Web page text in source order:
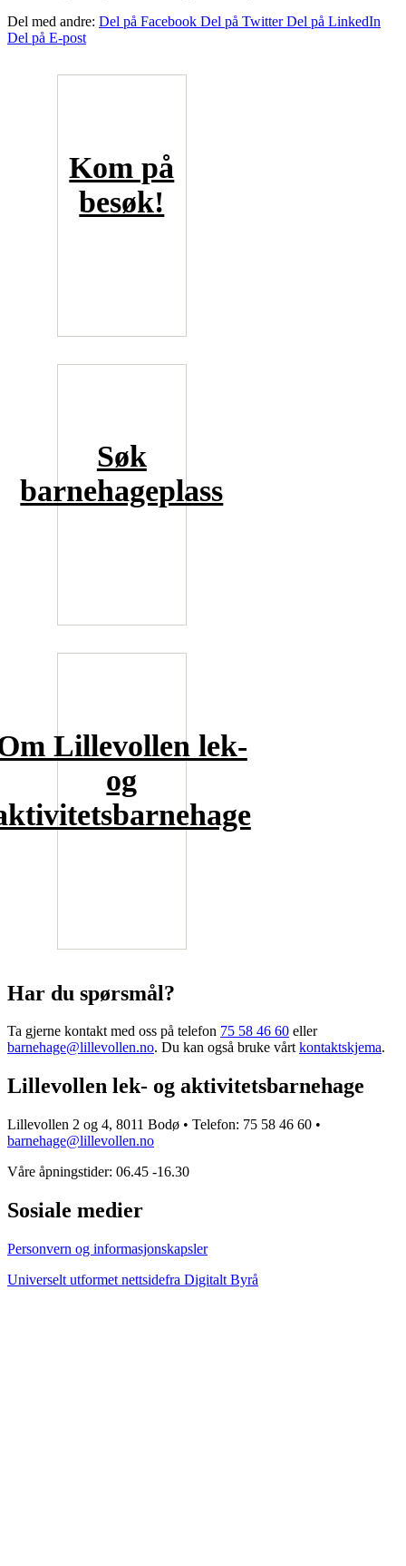
Del med andre: Del på Facebook Del på Twitter Del på LinkedIn
Del på E-post
Kom på
besøk!
Søk
barnehageplass
Lillevollen lek-
og
Har du spørsmål?
Ta gjerne kontakt med oss på telefon 75 58 46 60 eller
barnehage@lillevollen.no. Du kan også bruke vårtkontaktskjema.
Lillevollen lek- og aktivitetsbarnehage
Lillevollen 2 og 4, 8011 Bodø • Telefon: 75 58 46 60 •
barnehage@lillevollen.no
Våre åpningstider: 06.45 -16.30
Sosiale medier
Personvern og informasjonskapsler
Universelt utformet nettsidefra Digitalt Byrå